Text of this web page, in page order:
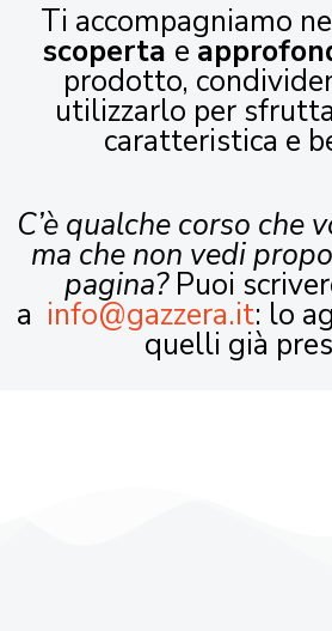
Ti accompagniamo
scoperta e
prodotto,
utilizzarlo per
caratteristica e
C’è qualche corso che
ma che non vedi
pagina?Puoi
a info@gazzera.it: lo
quelli già